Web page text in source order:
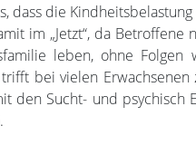
dass die
im „Jetzt“, da Betroffene
leben, ohne Folgen
bei vielen Erwachsenen
den Sucht- und psychisch